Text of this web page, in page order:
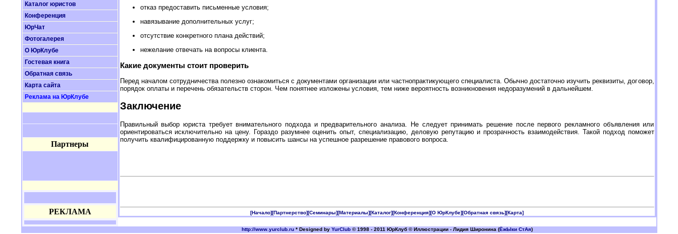
Каталог юристов
Конференция
ЮрЧат
Фотогалерея
О ЮрКлубе
Гостевая книга
Обратная связь
Карта сайта
Реклама на ЮрКлубе
Партнеры
РЕКЛАМА
отказ предоставить письменные условия;
навязывание дополнительных услуг;
отсутствие конкретного плана действий;
нежелание отвечать на вопросы клиента.
Какие документы стоит проверить
Перед началом сотрудничества полезно ознакомиться с документами организации или частнопрактикующего специалиста. Обычно достаточно изучить реквизиты, договор,
порядок оплаты и перечень обязательств сторон. Чем понятнее изложены условия, тем ниже вероятность возникновения недоразумений в дальнейшем.
Заключение
Правильный выбор юриста требует внимательного подхода и предварительного анализа. Не следует принимать решение после первого рекламного объявления или
ориентироваться исключительно на цену. Гораздо разумнее оценить опыт, специализацию, деловую репутацию и прозрачность взаимодействия. Такой подход поможет
получить квалифицированную поддержку и повысить шансы на успешное разрешение правового вопроса.
[Начало][Партнерство][Семинары][Материалы][Каталог][Конференция][О ЮрКлубе][Обратная связь][Карта]
http://www.yurclub.ru* Designed by YurClub© 1998 - 2011 ЮрКлуб © Иллюстрации - Лидия Широнина (ЁжЫки СтАя)